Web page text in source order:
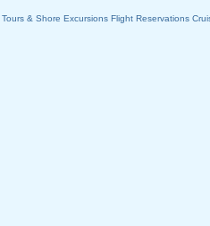
Tours & Shore Excursions Flight Reservations